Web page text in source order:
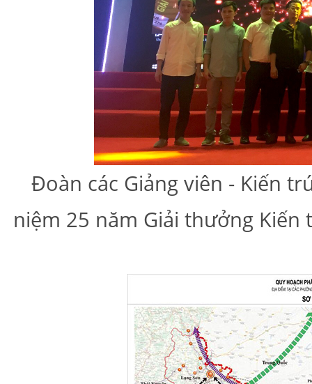
Đoàn các Giảng viên - Kiến
niệm 25 năm Giải thưởng